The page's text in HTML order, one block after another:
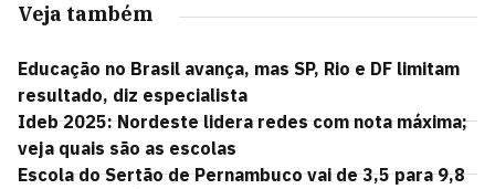
Veja também
Educação no Brasil avança, mas SP, Rio e DF limitam
resultado, diz especialista
Ideb 2025: Nordeste lidera redes com nota máxima;
veja quais são as escolas
Escola do Sertão de Pernambuco vai de 3,5 para 9,8